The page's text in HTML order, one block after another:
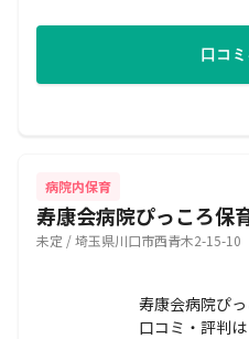
口コ
病院内保育
寿康会病院ぴっころ保
未定 / 埼玉県川口市西青木2-15-10
寿康会病院ぴ
口コミ・評判